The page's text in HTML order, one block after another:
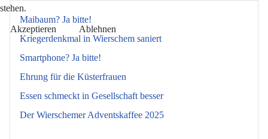
Maibaum? Ja bitte!
Kriegerdenkmal in Wierschem saniert
Smartphone? Ja bitte!
Ehrung für die Küsterfrauen
Essen schmeckt in Gesellschaft besser
Der Wierschemer Adventskaffee 2025
stehen.
Akzeptieren Ablehnen